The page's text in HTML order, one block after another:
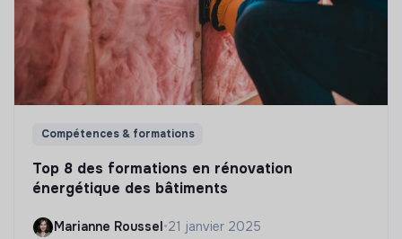
Compétences & formations
Top 8 des formations en rénovation
énergétique des bâtiments
Marianne Roussel•21 janvier 2025